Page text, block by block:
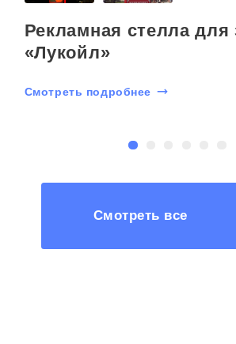
Рекламная стелла для
«Лукойл»
Смотреть подробнее
Смотреть все